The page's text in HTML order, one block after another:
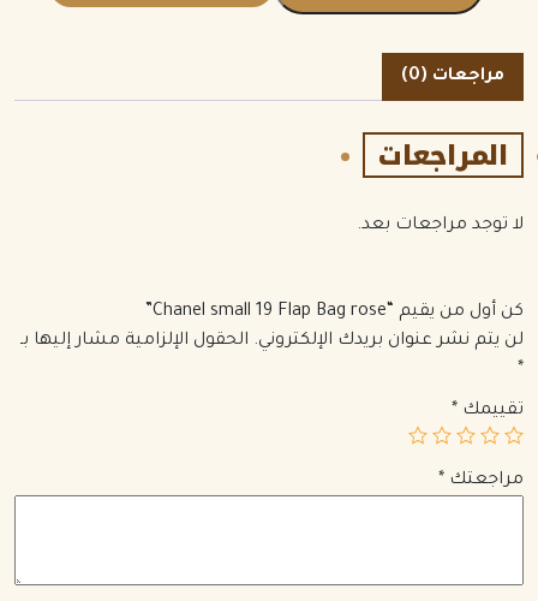
مراجعات (0)
المراجعات
لا توجد مراجعات بعد.
كن أول من يقيم “Chanel small 19 Flap Bag rose”
لن يتم نشر عنوان بريدك الإلكتروني. الحقول الإلزامية مشار إليها بـ
*
تقييمك *
مراجعتك *